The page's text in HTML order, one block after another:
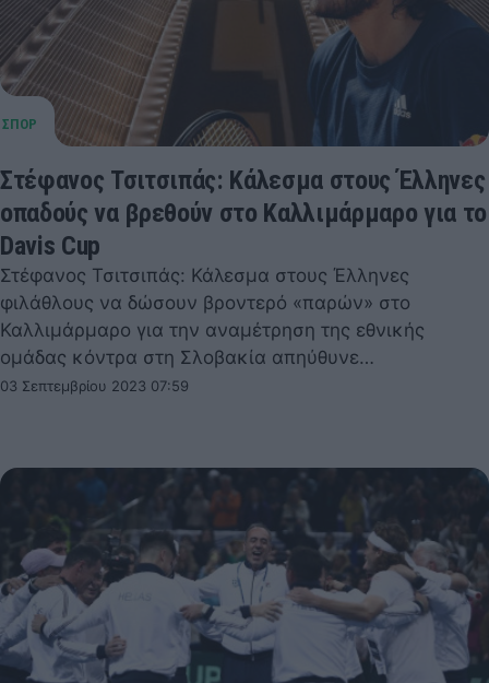
Στέφανος Τσιτσιπάς: Κάλεσμα στους Έλληνες
οπαδούς να βρεθούν στο Καλλιμάρμαρο για το
Davis Cup
Στέφανος Τσιτσιπάς: Κάλεσμα στους Έλληνες
φιλάθλους να δώσουν βροντερό «παρών» στο
Καλλιμάρμαρο για την αναμέτρηση της εθνικής
ομάδας κόντρα στη Σλοβακία απηύθυνε…
03 Σεπτεμβρίου 2023 07:59